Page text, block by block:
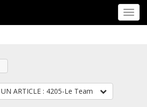
SELECTIONNER UN ARTICLE : 4205-Le Team